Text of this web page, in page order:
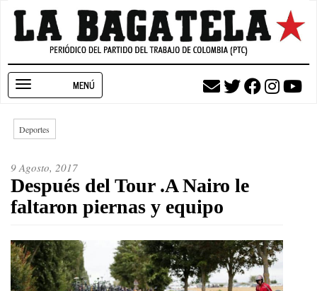
Pasar
contenido
navigation
Deportes
9 Agosto, 2017
Después del Tour .A Nairo le
faltaron piernas y equipo